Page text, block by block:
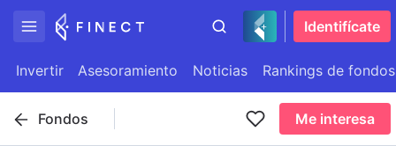
Identifícate
Invertir Asesoramiento Noticias Rankings de fondos
Fondos Me interesa